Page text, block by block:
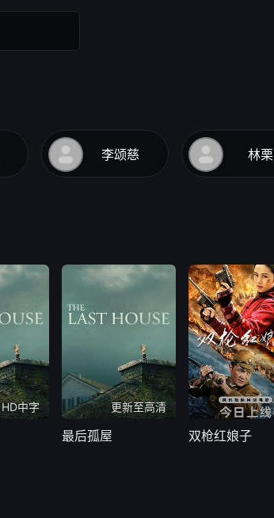
李颂慈 林栗
HD中字 更新至高清
最后孤屋 双枪红娘子